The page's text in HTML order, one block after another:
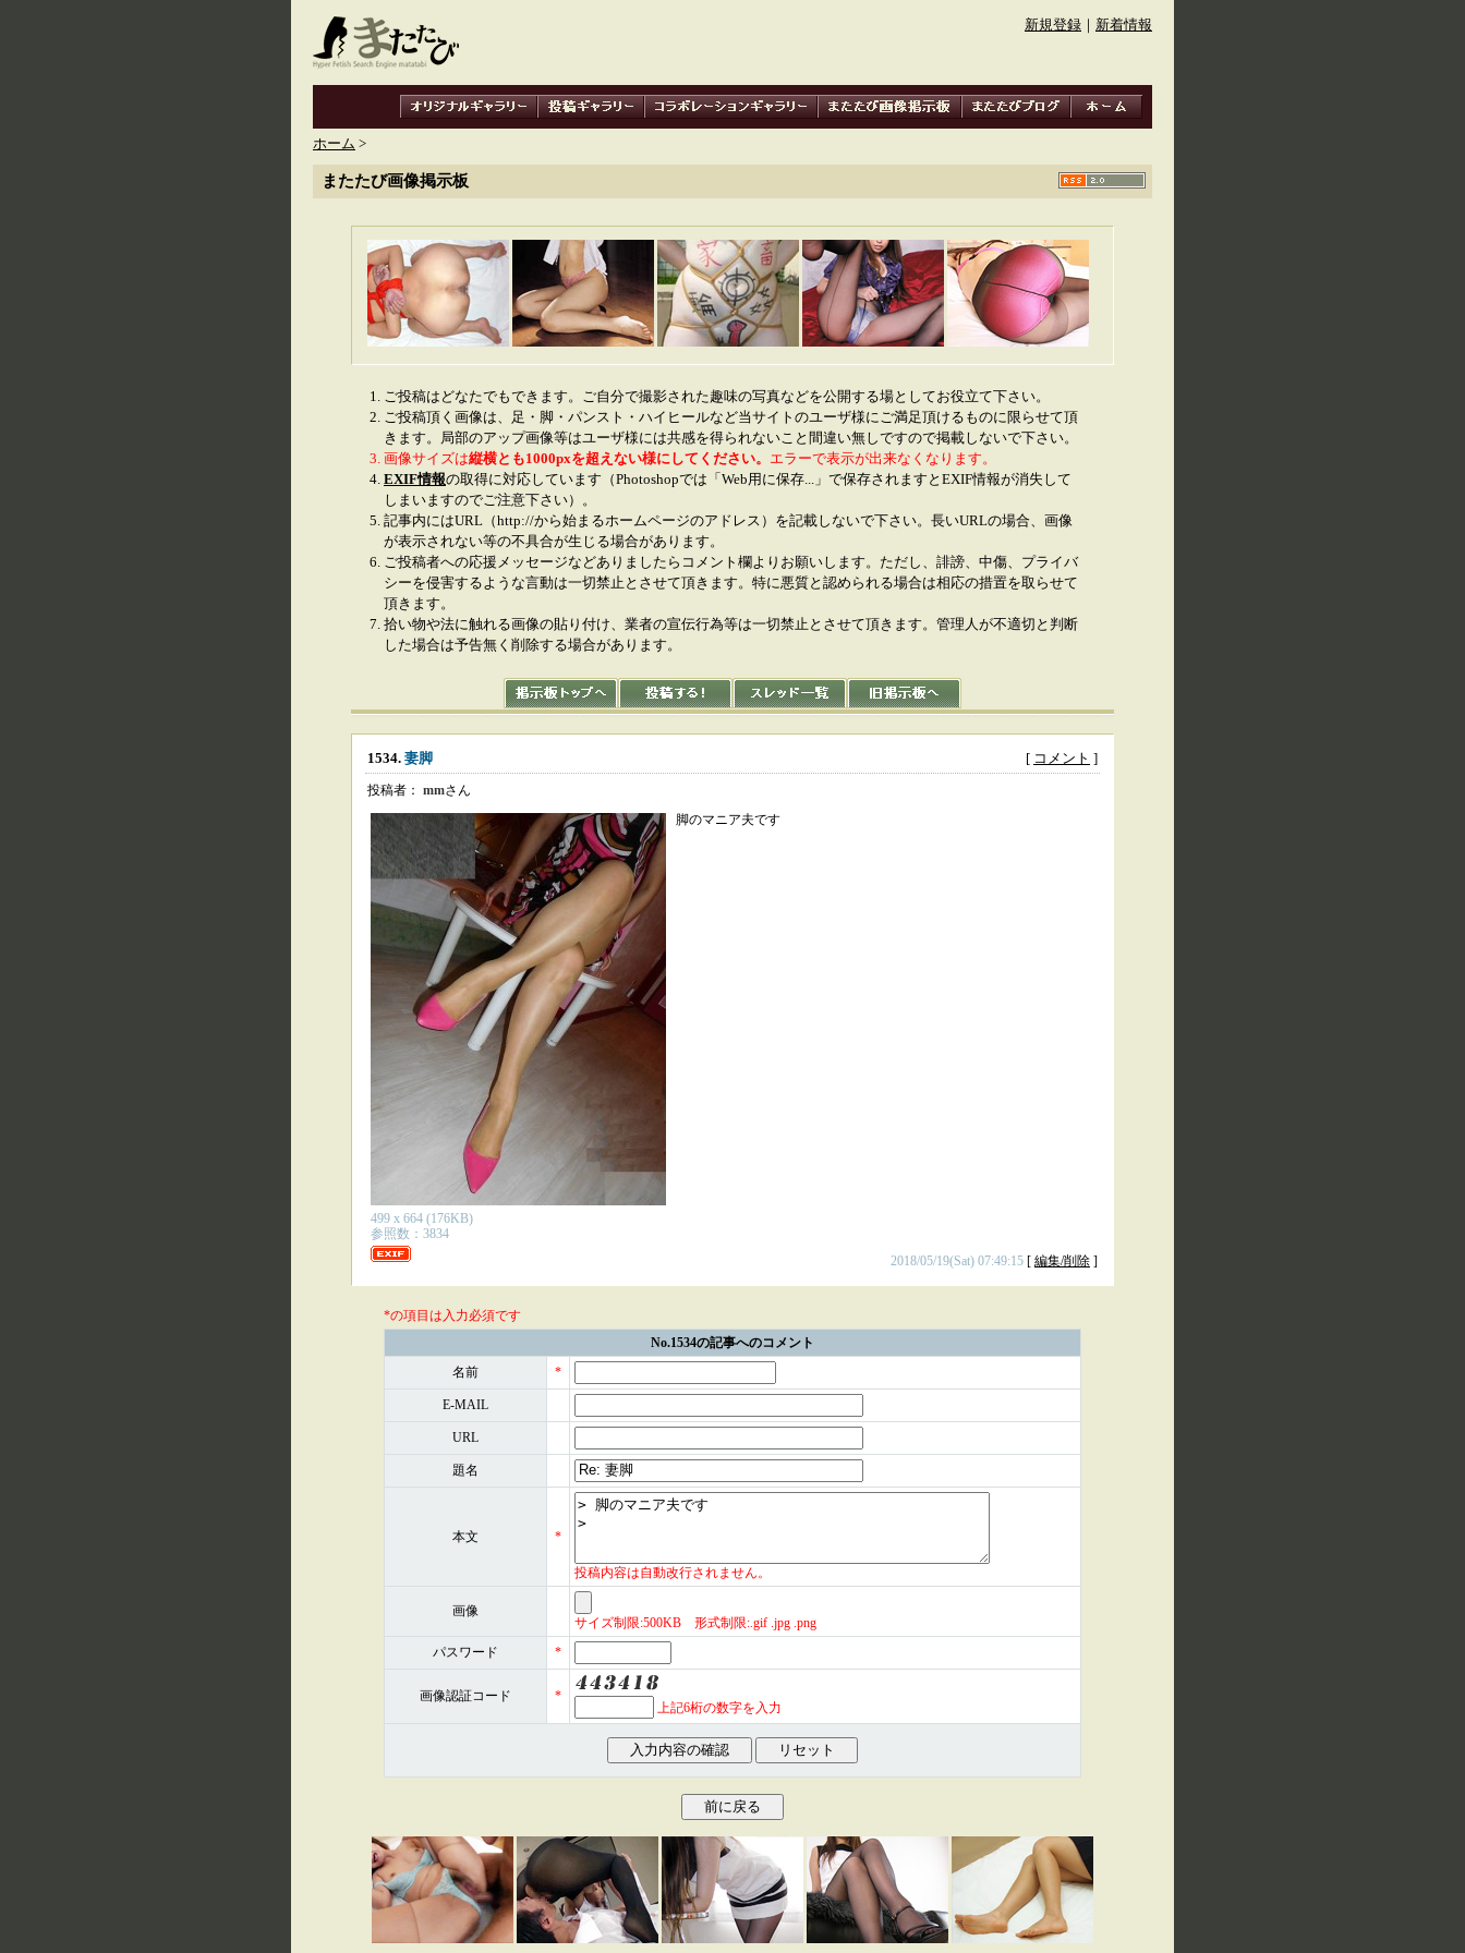
新規登録 新着情報
ホーム >
またたび画像掲示板
ご投稿はどなたでもできます。ご自分で撮影された趣味の写真などを公開する場としてお役立て下さい。
ご投稿頂く画像は、足・脚・パンスト・ハイヒールなど当サイトのユーザ様にご満足頂けるものに限らせて頂
きます。局部のアップ画像等はユーザ様には共感を得られないこと間違い無しですので掲載しないで下さい。
画像サイズは縦横とも1000pxを超えない様にしてください。 エラーで表示が出来なくなります。
EXIF情報の取得に対応しています（Photoshopでは「Web用に保存...」で保存されますとEXIF情報が消失して
しまいますのでご注意下さい）。
記事内にはURL（http://から始まるホームページのアドレス）を記載しないで下さい。長いURLの場合、画像
が表示されない等の不具合が生じる場合があります。
ご投稿者への応援メッセージなどありましたらコメント欄よりお願いします。ただし、誹謗、中傷、プライバ
シーを侵害するような言動は一切禁止とさせて頂きます。特に悪質と認められる場合は相応の措置を取らせて
頂きます。
拾い物や法に触れる画像の貼り付け、業者の宣伝行為等は一切禁止とさせて頂きます。管理人が不適切と判断
した場合は予告無く削除する場合があります。
1534. 妻脚 [ コメント ]
投稿者： mmさん
499 x 664 (176KB)
参照数：3834
脚のマニア夫です
2018/05/19(Sat) 07:49:15 [ 編集/削除 ]
*の項目は入力必須です
No.1534の記事へのコメント
名前 *
E-MAIL
URL
題名
本文 *
投稿内容は自動改行されません。
画像
サイズ制限:500KB 形式制限:.gif .jpg .png
パスワード *
画像認証コード
*
上記6桁の数字を入力